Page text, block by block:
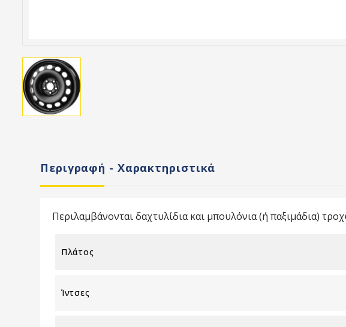
Περιγραφή - Χαρακτηριστικά
Περιλαμβάνονται δαχτυλίδια και μπουλόνια (ή παξιμάδια)
Πλάτος
Ίντσες